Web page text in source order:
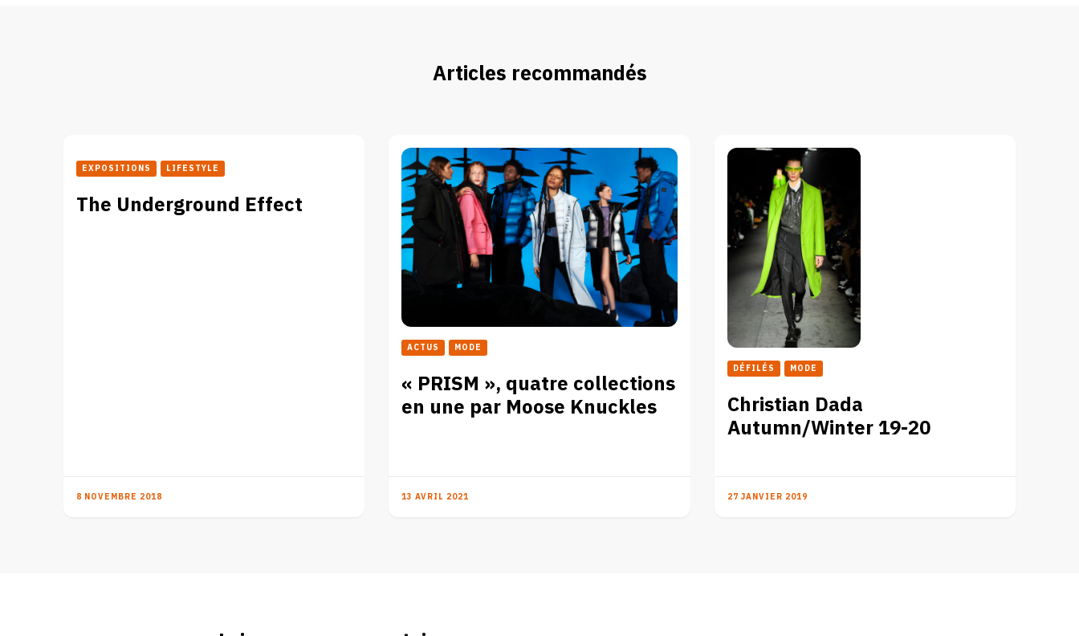
Articles recommandés
EXPOSITIONS LIFESTYLE
The Underground Effect
8 NOVEMBRE 2018
ACTUS MODE
« PRISM », quatre collections
en une par Moose Knuckles
13 AVRIL 2021
DÉFILÉS MODE
Christian Dada
Autumn/Winter 19-20
27 JANVIER 2019